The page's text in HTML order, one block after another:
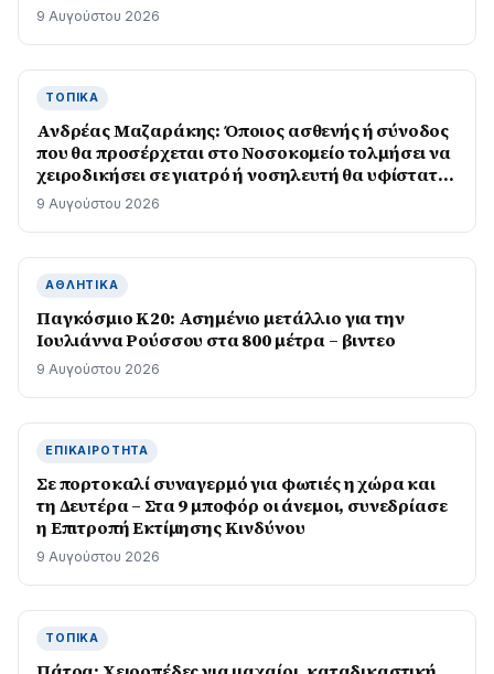
9 Αυγούστου 2026
ΤΟΠΙΚΆ
Ανδρέας Μαζαράκης: Όποιος ασθενής ή σύνοδος
που θα προσέρχεται στο Νοσοκομείο τολμήσει να
χειροδικήσει σε γιατρό ή νοσηλευτή θα υφίσταται
άμεσα τις συνέπειες που προβλέπονται από το
νόμο
9 Αυγούστου 2026
ΑΘΛΗΤΙΚΆ
Παγκόσμιο Κ20: Ασημένιο μετάλλιο για την
Ιουλιάννα Ρούσσου στα 800 μέτρα – βιντεο
9 Αυγούστου 2026
ΕΠΙΚΑΙΡΌΤΗΤΑ
Σε πορτοκαλί συναγερμό για φωτιές η χώρα και
τη Δευτέρα – Στα 9 μποφόρ οι άνεμοι, συνεδρίασε
η Επιτροπή Εκτίμησης Κινδύνου
9 Αυγούστου 2026
ΤΟΠΙΚΆ